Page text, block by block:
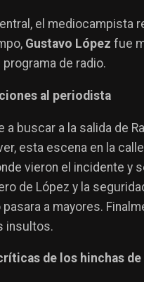
el mediocampista
Gustavo López fue
de radio.
al periodista
buscar a la salida de
esta escena en la
vieron el incidente y
de López y la
a mayores.
insultos.
de los hinchas